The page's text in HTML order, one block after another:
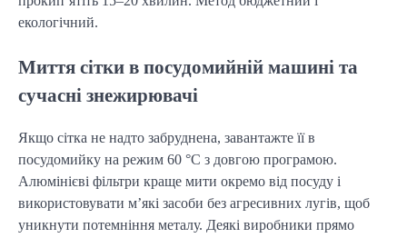
екологічний.
Миття сітки в посудомийній машині та
сучасні знежирювачі
Якщо сітка не надто забруднена, завантажте її в
посудомийку на режим 60 °C з довгою програмою.
Алюмінієві фільтри краще мити окремо від посуду і
використовувати м’які засоби без агресивних лугів, щоб
уникнути потемніння металу. Деякі виробники прямо